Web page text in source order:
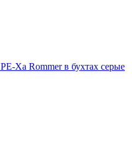
Xa Rommer в бухтах серые